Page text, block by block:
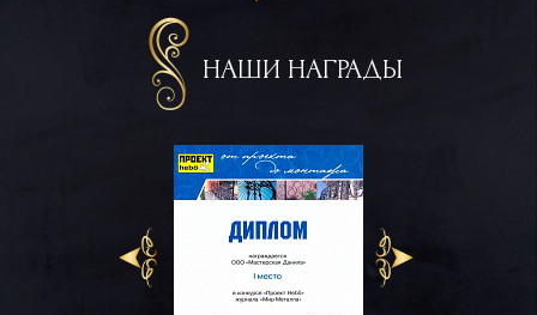
НАШИ НАГРАДЫ